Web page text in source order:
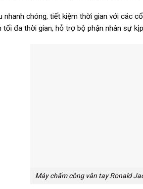
nhanh chóng, tiết kiệm thời gian với các
tối đa thời gian, hỗ trợ bộ phận nhân sự
Máy chấm công vân tay Ronald